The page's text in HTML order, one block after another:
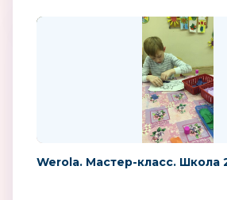
Werola. Мастер-класс. Школа